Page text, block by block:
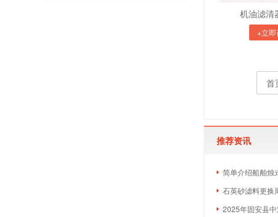
机油滤清
+立即
首
推荐资讯
简单介绍船舶烛
石英砂滤料更换
2025年固安县